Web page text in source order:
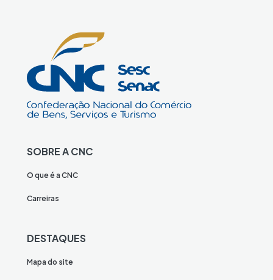
SOBRE A CNC
O que é a CNC
Carreiras
DESTAQUES
Mapa do site